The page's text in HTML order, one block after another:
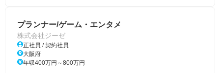
プランナー/ゲーム・エンタメ
株式会社ジーゼ
正社員 / 契約社員
大阪府
年収400万円～800万円